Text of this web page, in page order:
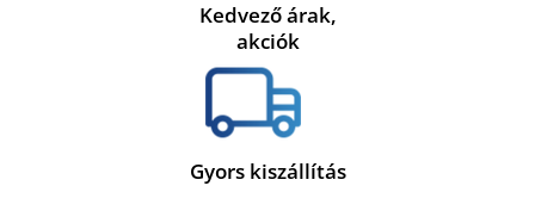
Kedvező árak,
akciók
Gyors kiszállítás